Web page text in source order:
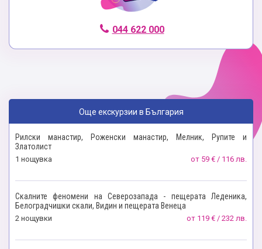
044 622 000
Още екскурзии в България
Рилски манастир, Роженски манастир, Мелник, Рупите и
Златолист
1 нощувкa от 59 € / 116 лв.
Скалните феномени на Северозапада - пещерата Леденика,
Белоградчишки скали, Видин и пещерата Венеца
2 нощувки от 119 € / 232 лв.